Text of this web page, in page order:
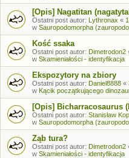
[Opis] Nagatitan
Ostatni post autor: Lythronax «
w Sauropodomorpha
Kość ssaka
Ostatni post autor: Dimetrodon2
w Skamieniałości - identyfikacja
Ekspozytory na zbiory
Ostatni post autor: Daniel8888 «
w Kącik początkującego
[Opis] Bicharracosaurus
Ostatni post autor: Stanisław
w Sauropodomorpha
Ząb tura?
Ostatni post autor: Dimetrodon2
w Skamieniałości - identyfikacja